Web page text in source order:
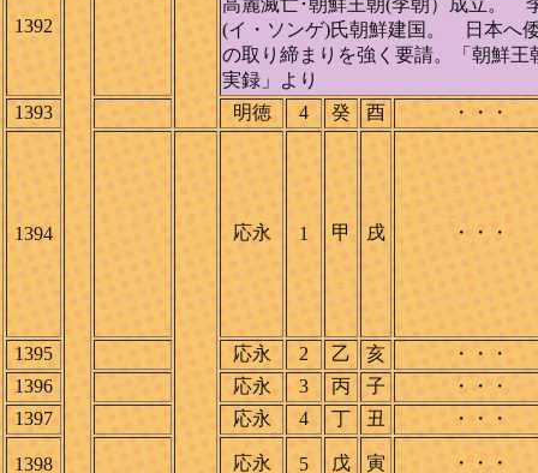
1392
高麗滅亡･朝鮮王朝(李朝）成立。
(イ・ソンゲ)氏朝鮮建国。 日本へ
の取り締まりを強く要請。「朝鮮王
実録」より
1393
明徳 4 癸 酉 ・・・
1394 応永 1 甲 戌 ・・・
1395 応永 2 乙 亥
・・・
1396
応永 3 丙 子
・・・
1397
応永 4 丁 丑 ・・・
1398 応永 5 戊 寅 ・・・